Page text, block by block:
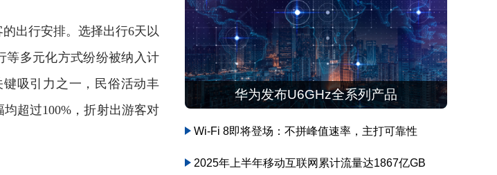
出行安排。选择出行6天以
等多元化方式纷纷被纳入计
吸引力之一，民俗活动丰
超过100%，折射出游客对
华为发布U6GHz全系列产品
Wi-Fi 8即将登场：不拼峰值速率，主打可靠性
2025年上半年移动互联网累计流量达1867亿GB